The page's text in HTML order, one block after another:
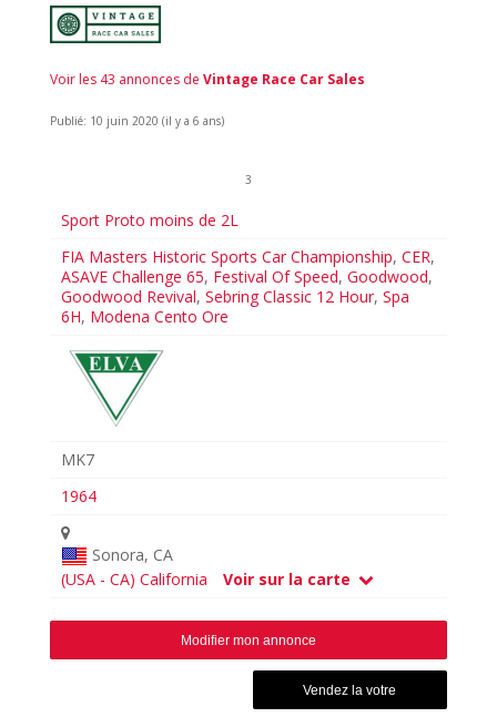
Voir les 43 annonces de Vintage Race Car Sales
Publié: 10 juin 2020 (il y a 6 ans)
3
Sport Proto moins de 2L
FIA Masters Historic Sports Car Championship,CER,
ASAVE Challenge 65, Festival Of Speed,Goodwood,
Goodwood Revival,Sebring Classic 12 Hour,Spa
6H, Modena Cento Ore
MK7
1964
Sonora, CA
(USA - CA) California
Voir sur la carte
Modifier mon annonce